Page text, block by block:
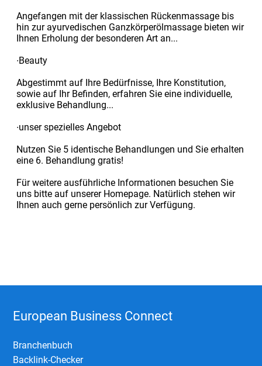
Angefangen mit der klassischen Rückenmassage bis
hin zur ayurvedischen Ganzkörperölmassage bieten wir
Ihnen Erholung der besonderen Art an...
∙Beauty
Abgestimmt auf Ihre Bedürfnisse, Ihre Konstitution,
sowie auf Ihr Befinden, erfahren Sie eine individuelle,
exklusive Behandlung...
∙unser spezielles Angebot
Nutzen Sie 5 identische Behandlungen und Sie erhalten
eine 6. Behandlung gratis!
Für weitere ausführliche Informationen besuchen Sie
uns bitte auf unserer Homepage. Natürlich stehen wir
Ihnen auch gerne persönlich zur Verfügung.
European Business Connect
Branchenbuch
Backlink-Checker